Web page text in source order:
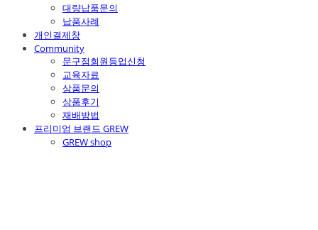
대량납품문의
납품사례
개인결제창
Community
문구점회원등업신청
교육자료
상품문의
상품후기
재배방법
프리미엄 브랜드 GREW
GREW shop